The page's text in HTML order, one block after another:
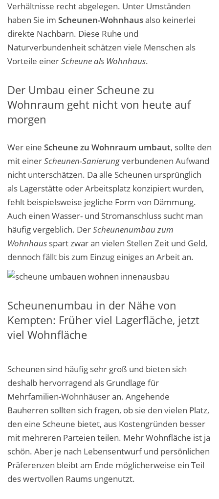
Verhältnisse recht abgelegen. Unter Umständen
haben Sie im Scheunen-Wohnhausalso keinerlei
direkte Nachbarn. Diese Ruhe und
Naturverbundenheit schätzen viele Menschen als
Vorteile einerScheune als Wohnhaus.
Der Umbau einer Scheune zu
Wohnraum geht nicht von heute auf
morgen
Wer eine Scheune zu Wohnraum umbaut, sollte den
mit einerScheunen-Sanierungverbundenen Aufwand
nicht unterschätzen. Da alle Scheunen ursprünglich
als Lagerstätte oder Arbeitsplatz konzipiert wurden,
fehlt beispielsweise jegliche Form von Dämmung.
Auch einen Wasser- und Stromanschluss sucht man
häufig vergeblich. DerScheunenumbau zum
Wohnhaus spart zwar an vielen Stellen Zeit und Geld,
dennoch fällt bis zum Einzug einiges an Arbeit an.
Scheunenumbau in der Nähe von
Kempten: Früher viel Lagerfläche, jetzt
viel Wohnfläche
Scheunen sind häufig sehr groß und bieten sich
deshalb hervorragend als Grundlage für
Mehrfamilien-Wohnhäuser an. Angehende
Bauherren sollten sich fragen, ob sie den vielen Platz,
den eine Scheune bietet, aus Kostengründen besser
mit mehreren Parteien teilen. Mehr Wohnfläche ist ja
schön. Aber je nach Lebensentwurf und persönlichen
Präferenzen bleibt am Ende möglicherweise ein Teil
deswertvollen Raums ungenutzt.